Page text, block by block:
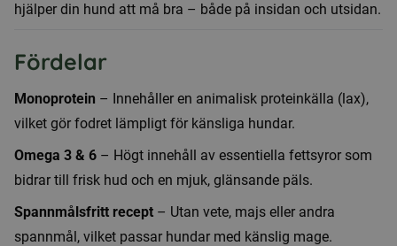
hjälper din hund att må bra – både på insidan och utsidan.
Fördelar
Monoprotein – Innehåller en animalisk proteinkälla (lax),
vilket gör fodret lämpligt för känsliga hundar.
Omega 3 & 6 – Högt innehåll av essentiella fettsyror som
bidrar till frisk hud och en mjuk, glänsande päls.
Spannmålsfritt recept – Utan vete, majs eller andra
spannmål, vilket passar hundar med känslig mage.